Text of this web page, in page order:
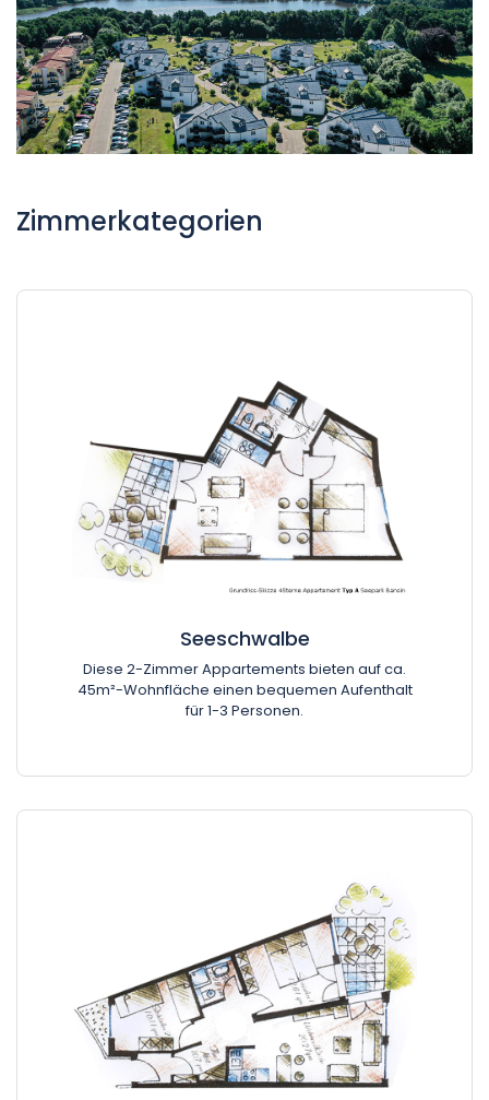
Zimmerkategorien
Seeschwalbe
Diese 2-Zimmer Appartements bieten auf ca.
45m²-Wohnfläche einen bequemen Aufenthalt
für 1-3 Personen.